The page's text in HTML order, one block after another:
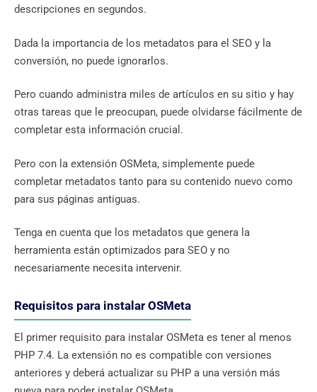
descripciones en segundos.
Dada la importancia de los metadatos para el SEO y la
conversión, no puede ignorarlos.
Pero cuando administra miles de artículos en su sitio y hay
otras tareas que le preocupan, puede olvidarse fácilmente de
completar esta información crucial.
Pero con la extensión OSMeta, simplemente puede
completar metadatos tanto para su contenido nuevo como
para sus páginas antiguas.
Tenga en cuenta que los metadatos que genera la
herramienta están optimizados para SEO y no
necesariamente necesita intervenir.
Requisitos para instalar OSMeta
El primer requisito para instalar OSMeta es tener al menos
PHP 7.4. La extensión no es compatible con versiones
anteriores y deberá actualizar su PHP a una versión más